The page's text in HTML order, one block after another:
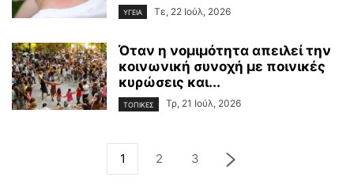
ΥΓΕΙΑ Τε, 22 Ιούλ, 2026
Όταν η νομιμότητα απειλεί την
κοινωνική συνοχή με ποινικές
κυρώσεις και...
ΤΟΠΙΚΕΣ Τρ, 21 Ιούλ, 2026
1 2 3